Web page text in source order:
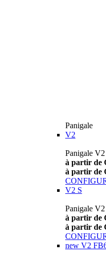
Panigale
V2
Panigale V2
à partir de
à partir de
V2 S
Panigale V2
à partir de
à partir de
new V2